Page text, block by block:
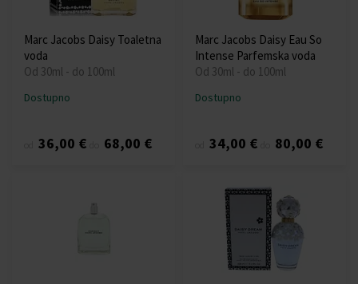
Marc Jacobs Daisy Toaletna
voda
Od 30ml - do 100ml
Dostupno
36,00 € 68,00 €
Marc Jacobs Daisy Eau So
Intense Parfemska voda
Od 30ml - do 100ml
Dostupno
34,00 € 80,00 €